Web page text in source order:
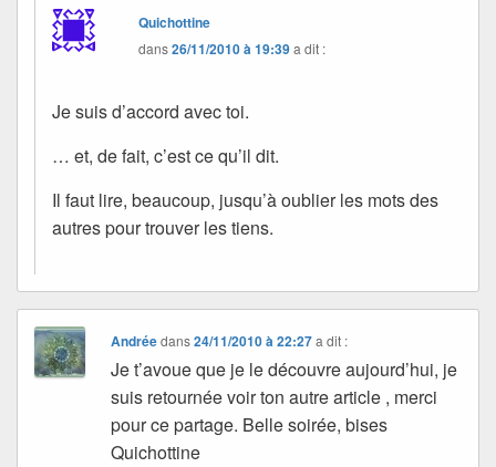
Quichottine
dans26/11/2010 à 19:39a dit :
Je suis d’accord avec toi.
… et, de fait, c’est ce qu’il dit.
Il faut lire, beaucoup, jusqu’à oublier les mots des
autres pour trouver les tiens.
Andréedans24/11/2010 à 22:27 a dit :
Je t’avoue que je le découvre aujourd’hui, je
suis retournée voir ton autre article , merci
pour ce partage. Belle soirée, bises
Quichottine